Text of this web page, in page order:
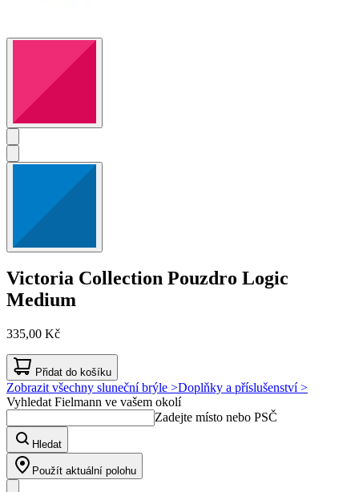
Victoria Collection Pouzdro Logic
Medium
335,00 Kč
Přidat do košíku
Zobrazit všechny sluneční brýle >Doplňky a příslušenství >
Vyhledat Fielmann ve vašem okolí
Zadejte místo nebo PSČ
Hledat
Použít aktuální polohu